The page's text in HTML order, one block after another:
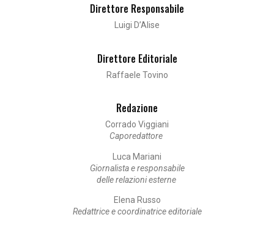
Direttore Responsabile
Luigi D’Alise
Direttore Editoriale
Raffaele Tovino
Redazione
Corrado Viggiani
Caporedattore
Luca Mariani
Giornalista e responsabile
delle relazioni esterne
Elena Russo
Redattrice e coordinatrice editoriale